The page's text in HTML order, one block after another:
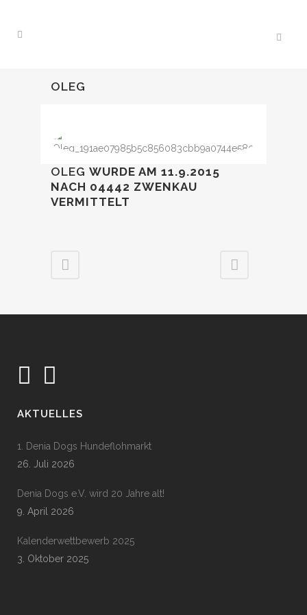
OLEG
OLEG WURDE AM 11.9.2015
NACH 04442 ZWENKAU
VERMITTELT
AKTUELLES
1. Denia Dogs Hundeflohmarkt
26. Juli 2026
Denia Dogs e.V. wird 20 Jahre alt!
9. April 2026
Kalenderwettbewerb 2025
3. Oktober 2025